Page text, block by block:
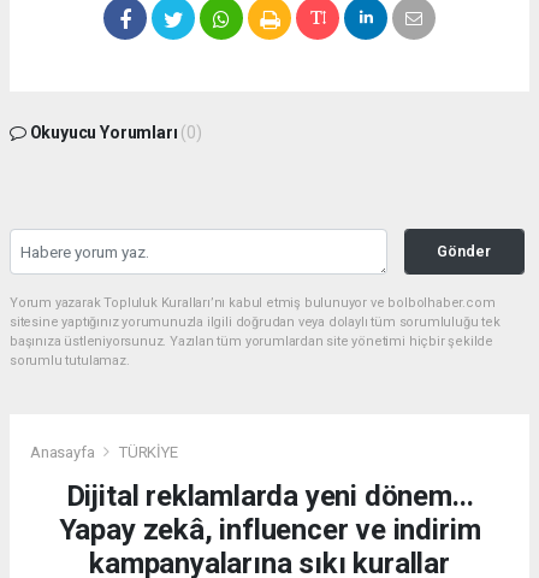
Okuyucu Yorumları (0)
Gönder
Yorum yazarak Topluluk Kuralları’nı kabul etmiş bulunuyor ve bolbolhaber.com
sitesine yaptığınız yorumunuzla ilgili doğrudan veya dolaylı tüm sorumluluğu tek
başınıza üstleniyorsunuz. Yazılan tüm yorumlardan site yönetimi hiçbir şekilde
sorumlu tutulamaz.
Anasayfa TÜRKİYE
Dijital reklamlarda yeni dönem...
Yapay zekâ, influencer ve indirim
kampanyalarına sıkı kurallar